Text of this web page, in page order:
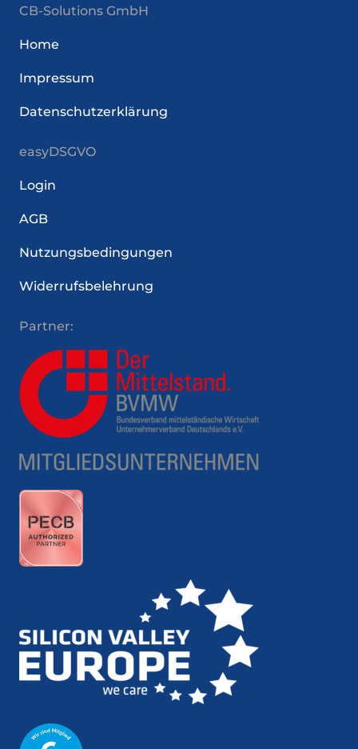
CB-Solutions GmbH
Home
Impressum
Datenschutzerklärung
easyDSGVO
Login
AGB
Nutzungsbedingungen
Widerrufsbelehrung
Partner: